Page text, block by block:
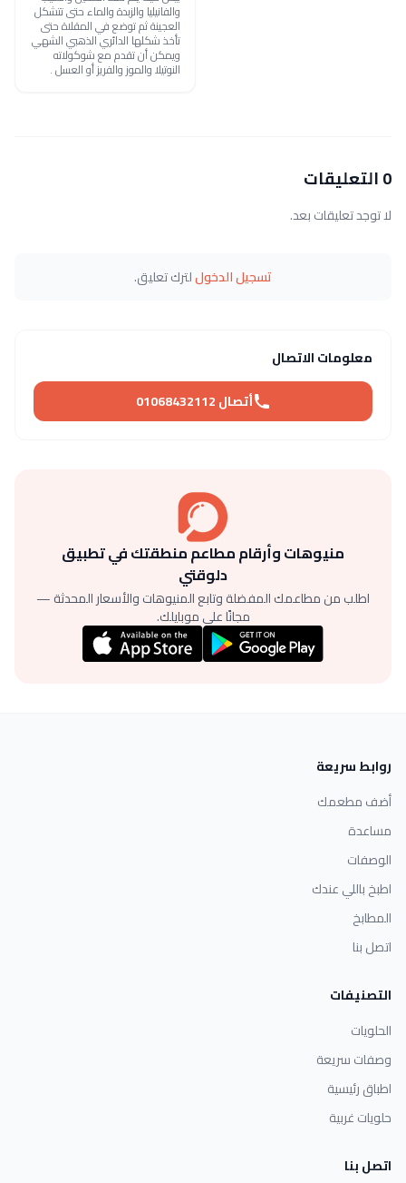
والفانيليا والزبدة والماء حتى تتشكل
العجينة ثم توضع في المقلاة حتى
تأخذ شكلها الدائري الذهبي الشهي
ويمكن أن تقدم مع شوكولاته
النوتيلا والموز والفريز أو العسل .
0 التعليقات
لا توجد تعليقات بعد.
تسجيل الدخوللترك تعليق.
معلومات الاتصال
أتصال 01068432112
منيوهات وأرقام مطاعم منطقتك في تطبيق
دلوقتي
اطلب من مطاعمك المفضلة وتابع المنيوهات والأسعار المحدثة —
مجانًا على موبايلك.
روابط سريعة
أضف مطعمك
مساعدة
الوصفات
اطبخ باللي عندك
المطابخ
اتصل بنا
التصنيفات
الحلويات
وصفات سريعة
اطباق رئيسية
حلويات غربية
اتصل بنا